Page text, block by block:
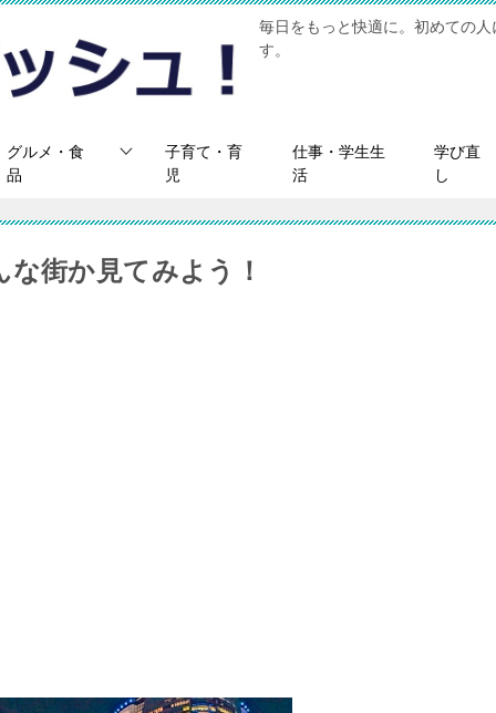
毎日をもっと快適に。初めての
す。
グルメ・食
品
子育て・育
児
仕事・学生生
活
学び直
し
街か見てみよう！